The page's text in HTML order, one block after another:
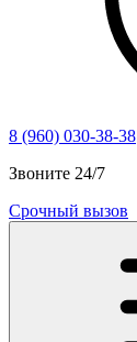
8 (960) 030-38-38
Звоните 24/7
Срочный вызов